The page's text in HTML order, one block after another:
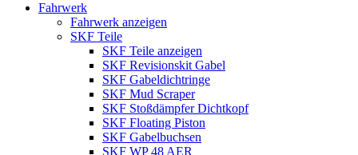
Fahrwerk
Fahrwerk anzeigen
SKF Teile
SKF Teile anzeigen
SKF Revisionskit Gabel
SKF Gabeldichtringe
SKF Mud Scraper
SKF Stoßdämpfer Dichtkopf
SKF Floating Piston
SKF Gabelbuchsen
SKF WP 48 AER